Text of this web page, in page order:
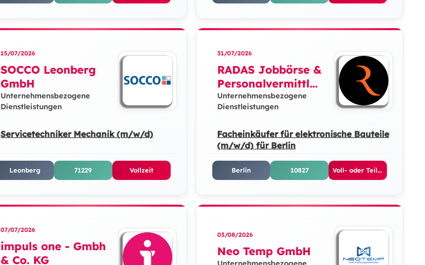
15/07/2026
SOCCO Leonberg
GmbH
Unternehmensbezogene
Dienstleistungen
Servicetechniker Mechanik (m/w/d)
Leonberg 71229 Vollzeit
31/07/2026
RADAS Jobbörse &
Personalvermittlun
g GmbH
Unternehmensbezogene
Dienstleistungen
Facheinkäufer für elektronische Bauteile
(m/w/d) für Berlin
Berlin 10827 Voll- oder Teilzeit
07/07/2026
impuls one - Gmbh
& Co. KG
03/08/2026
Neo Temp GmbH